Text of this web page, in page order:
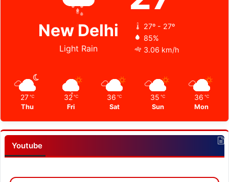
New Delhi
Light Rain
27º - 27º
85%
3.06 km/h
27 ℃
Thu
32 ℃
Fri
36 ℃
Sat
35 ℃
Sun
36 ℃
Mon
Youtube